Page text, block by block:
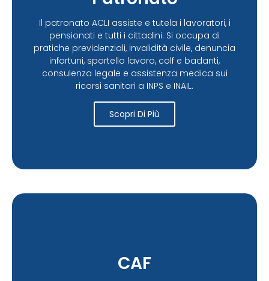
Il patronato ACLI assiste e tutela i lavoratori, i
pensionati e tutti i cittadini. Si occupa di
pratiche previdenziali, invalidità civile, denuncia
infortuni, sportello lavoro, colf e badanti,
consulenza legale e assistenza medica sui
ricorsi sanitari a INPS e INAIL.
Scopri Di Più
CAF